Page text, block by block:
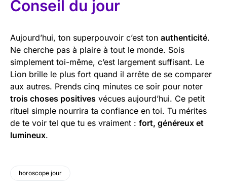
Conseil du jour
Aujourd’hui, ton superpouvoir c’est ton authenticité.
Ne cherche pas à plaire à tout le monde. Sois
simplement toi-même, c’est largement suffisant. Le
Lion brille le plus fort quand il arrête de se comparer
aux autres. Prends cinq minutes ce soir pour noter
trois choses positives vécues aujourd’hui. Ce petit
rituel simple nourrira ta confiance en toi. Tu mérites
de te voir tel que tu es vraiment : fort, généreux et
lumineux.
horoscope jour